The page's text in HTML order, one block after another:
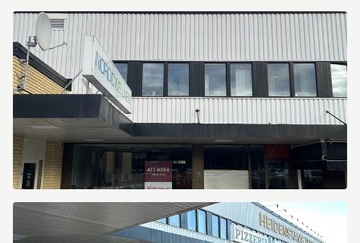
Heidenstamsgatan
69
Heidenstamsgatan